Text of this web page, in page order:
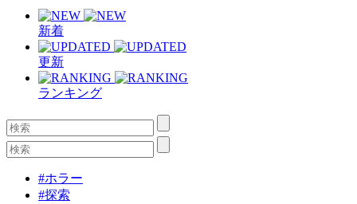
新着
更新
ランキング
#ホラー
#探索